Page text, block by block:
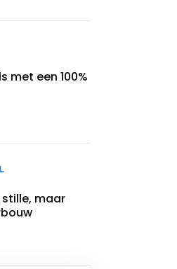
met een 100%
maar